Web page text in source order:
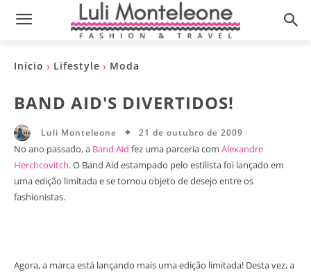
Início Lifestyle Moda
BAND AID'S DIVERTIDOS!
Luli Monteleone 21 de outubro de 2009
No ano passado, a Band Aid fez uma parceria com Alexandre
Herchcovitch. O Band Aid estampado pelo estilista foi lançado em
uma edição limitada e se tornou objeto de desejo entre os
fashionistas.
Agora, a marca está lançando mais uma edição limitada! Desta vez, a